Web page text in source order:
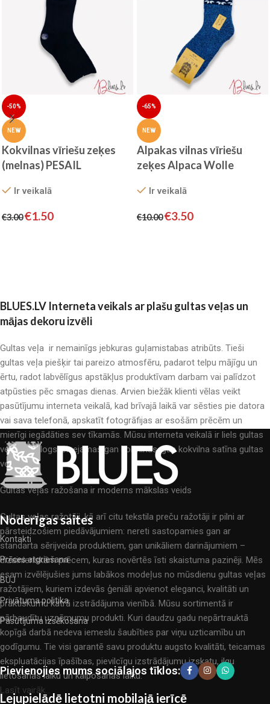
-50%
NEW
Kokvilnas vīriešu zeķes
(melnas) PESAIL
Ir veikalā
€3.00€1.50
-65%
NEW
Alpakas vilnas vīriešu
zeķes Alpaca Wolle
Ir veikalā
€10.00€3.50
BLUES.LV Interneta veikals ar plašu gultas veļas un
mājas dekoru izvēli
Gultas veļa ir nemainīgs jebkuras guļamistabas atribūts. Tieši
gultas veļa piešķir tai pareizo atmosfēru, padarot telpu mājīgu un
ērtu, radot labvēlīgus apstākļus produktīvam darbam vai palīdzot
atpūsties pēc smagas dienas. Arvien biežāk klienti vēlas veikt
pasūtījumu interneta veikalā, kad brīvajā laikā var sēsties pie datora
vai sava telefonā, apskatīt fotogrāfijas ar esošām prēcēm un
mierīgi iegādāties sev tīkamās. Mūsu interneta veikalā ir liels gultas
veļas katalogs: pieejamas gan kokvilnas, gan kokvilna satīna gultas
veļas.
Gultas veļas ražošana ir moderns mākslas veids
Gultas veļas ražotāji, kā arī citu tekstila preču ražotāji ir pilni ar
pārsteidzošiem piedāvājumiem: nereti sastopamies gan ar
standarta sērijveida produktiem, gan unikāliem darinājumiem –
dizainieriskām prēcem, kuras novērtēs īsti skaistuma pazinēji. Mēs
esam izvēlējušies jums labākos modeļus no mūsdienu gultas veļas
ražotājiem, kuriem izdevās ģeniāli apvienot eleganci, kvalitāti un
praktiskumu katrā izstrādājuma vienībā. Mūsu sortimentā ir
pārbaudītu uzņēmumu produkti. Kuri daudzu gadu nepārtrauktā
kopīgā darbā nedeva iemeslu šaubīties par viņu uzticamību un
godīgumu. Tie visi garantē savu produktu augsto kvalitāti, teicamas
ekspluatācijas īpašības, pievilcīgu izstrādājumu izskatu, ilgu
lietošanas laiku un kalpošanas laiku.
Lasīt vairāk...
Noderīgas saites
Kontakti
Prēces atgriešana
BUJ
Privātuma politika
Pasūtījuma izsēkošana
Pievienojies mums sociālajos tīklos:
Lejupielādē lietotni mobilajā ierīcē